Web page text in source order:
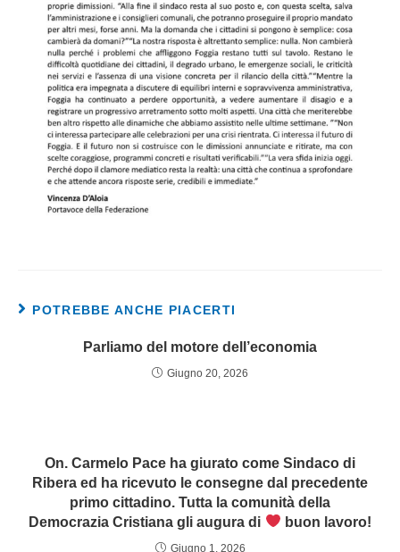
POTREBBE ANCHE PIACERTI
Parliamo del motore dell’economia
Giugno 20, 2026
On. Carmelo Pace ha giurato come Sindaco di
Ribera ed ha ricevuto le consegne dal precedente
primo cittadino. Tutta la comunità della
Democrazia Cristiana gli augura di
buon lavoro!
Giugno 1, 2026